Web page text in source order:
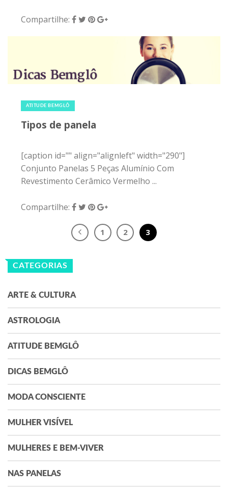
Compartilhe:
ATITUDE BEMGLÔ
Tipos de panela
[caption id="" align="alignleft" width="290"]
Conjunto Panelas 5 Peças Alumínio Com
Revestimento Cerâmico Vermelho ...
Compartilhe:
1 2 3
CATEGORIAS
ARTE & CULTURA
ASTROLOGIA
ATITUDE BEMGLÔ
DICAS BEMGLÔ
MODA CONSCIENTE
MULHER VISÍVEL
MULHERES E BEM-VIVER
NAS PANELAS